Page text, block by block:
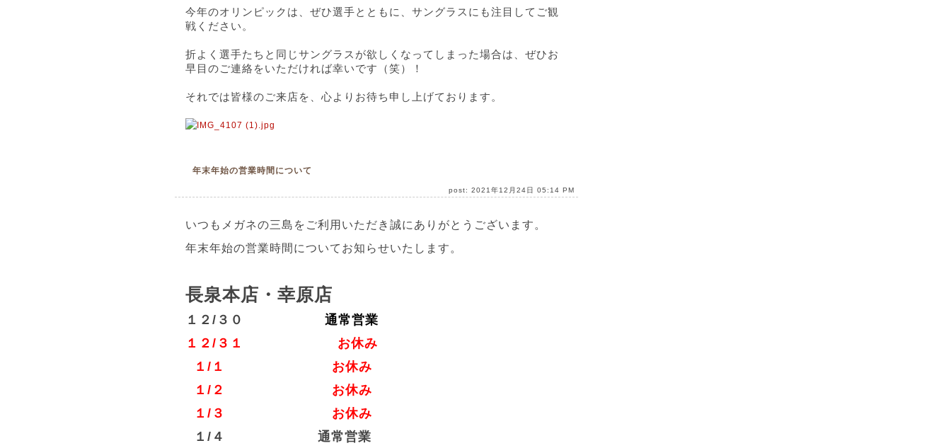
今年のオリンピックは、ぜひ選手とともに、サングラスにも注目してご観
戦ください。
折よく選手たちと同じサングラスが欲しくなってしまった場合は、ぜひお
早目のご連絡をいただければ幸いです（笑）！
それでは皆様のご来店を、心よりお待ち申し上げております。
年末年始の営業時間について
post: 2021年12月24日 05:14 PM
いつもメガネの三島をご利用いただき誠にありがとうございます。
年末年始の営業時間についてお知らせいたします。
長泉本店・幸原店
１２/３０
通常営業
１２/３１ お休み
１/１ お休み
１/２ お休み
１/３ お休み
１/４ 通常営業